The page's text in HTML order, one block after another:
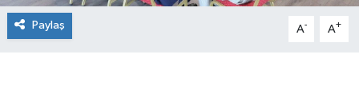
Paylaş A- A+